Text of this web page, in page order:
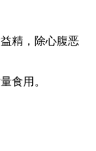
精，除心腹恶
食用。